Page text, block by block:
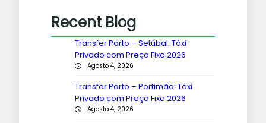
Recent Blog
Transfer Porto – Setúbal: Táxi
Privado com Preço Fixo 2026
Agosto 4, 2026
Transfer Porto – Portimão: Táxi
Privado com Preço Fixo 2026
Agosto 4, 2026